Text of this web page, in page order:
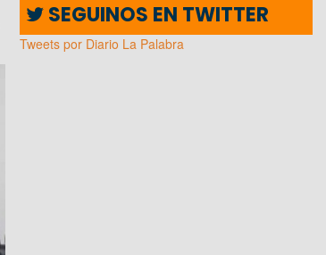
SEGUINOS EN TWITTER
Tweets por Diario La Palabra